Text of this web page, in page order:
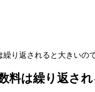
り返されると大きいの
料は繰り返さ